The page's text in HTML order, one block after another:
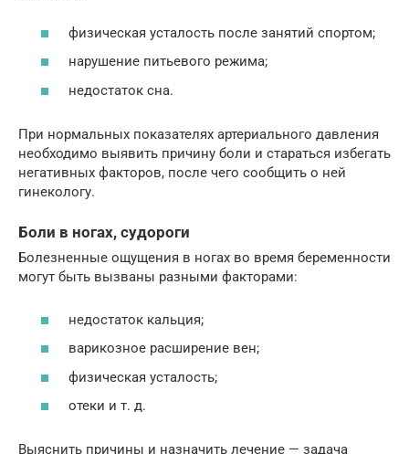
физическая усталость после занятий спортом;
нарушение питьевого режима;
недостаток сна.
При нормальных показателях артериального давления
необходимо выявить причину боли и стараться избегать
негативных факторов, после чего сообщить о ней
гинекологу.
Боли в ногах, судороги
Болезненные ощущения в ногах во время беременности
могут быть вызваны разными факторами:
недостаток кальция;
варикозное расширение вен;
физическая усталость;
отеки и т. д.
Выяснить причины и назначить лечение — задача